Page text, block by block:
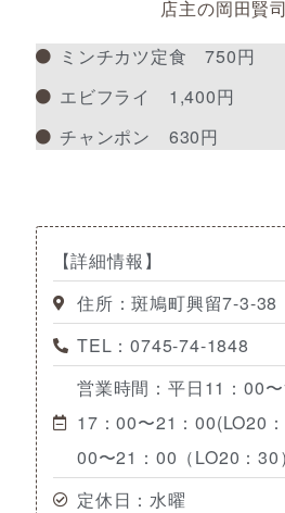
店主の岡田賢
ミンチカツ定食 750円
エビフライ 1,400円
チャンポン 630円
【詳細情報】
住所：斑鳩町興留7-3-38
TEL：0745-74-1848
営業時間：平日11：00〜
17：00〜21：00(LO20
00〜21：00（LO20：30）
定休日：水曜